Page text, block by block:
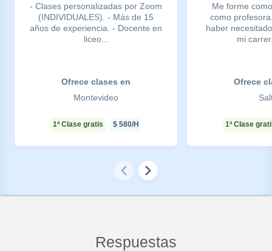
- Clases personalizadas por Zoom
(INDIVIDUALES). - Más de 15
años de experiencia. - Docente en
liceo...
Ofrece clases en
Montevideo
1ª Clase gratis $ 580/H
Me forme
como
haber
mi
Ofrece
1ª Clase
Respuestas